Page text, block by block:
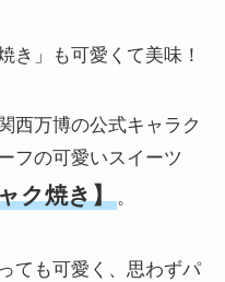
き」も可愛くて美味！
西万博の公式キャラク
フの可愛いスイーツ
ク焼き】。
ても可愛く、思わずパ